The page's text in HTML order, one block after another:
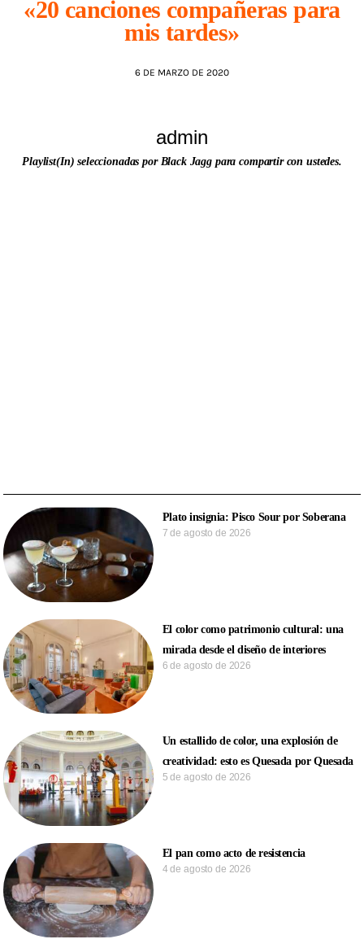
«20 canciones compañeras para
mis tardes»
6 DE MARZO DE 2020
admin
Playlist(In) seleccionadas por Black Jagg para compartir con ustedes.
Plato insignia: Pisco Sour por Soberana
7 de agosto de 2026
El color como patrimonio cultural: una
mirada desde el diseño de interiores
6 de agosto de 2026
Un estallido de color, una explosión de
creatividad: esto es Quesada por Quesada
5 de agosto de 2026
El pan como acto de resistencia
4 de agosto de 2026